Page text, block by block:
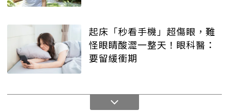
起床「秒看手機」超傷眼，難
怪眼睛酸澀一整天！眼科醫：
要留緩衝期